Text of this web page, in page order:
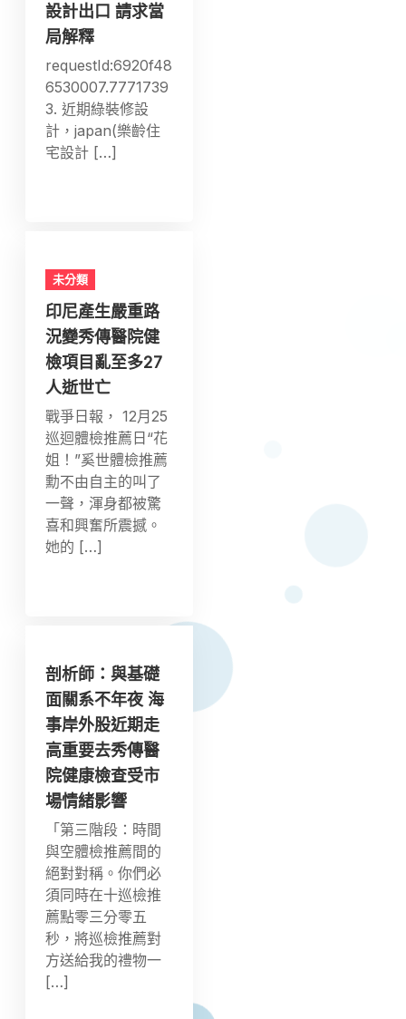
設計出口 請求當
局解釋
requestId:6920f48
6530007.7771739
3. 近期綠裝修設
計，japan(樂齡住
宅設計 […]
未分類
印尼產生嚴重路
況變秀傳醫院健
檢項目亂至多27
人逝世亡
戰爭日報， 12月25
巡迴體檢推薦日“花
姐！”奚世體檢推薦
勳不由自主的叫了
一聲，渾身都被驚
喜和興奮所震撼。
她的 […]
剖析師：與基礎
面關系不年夜 海
事岸外股近期走
高重要去秀傳醫
院健康檢查受市
場情緒影響
「第三階段：時間
與空體檢推薦間的
絕對對稱。你們必
須同時在十巡檢推
薦點零三分零五
秒，將巡檢推薦對
方送給我的禮物一
[…]